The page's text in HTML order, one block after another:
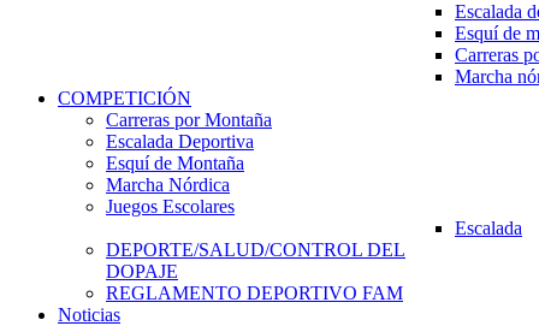
Escalada
Esquí de
Carreras
Marcha
COMPETICIÓN
Carreras por Montaña
Escalada Deportiva
Esquí de Montaña
Marcha Nórdica
Juegos Escolares
Escalada
DEPORTE/SALUD/CONTROL DEL
DOPAJE
REGLAMENTO DEPORTIVO FAM
Noticias